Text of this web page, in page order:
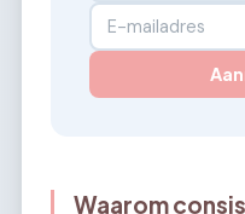
Waarom